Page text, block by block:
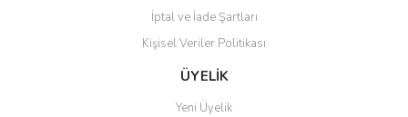
İptal ve İade Şartları
Kişisel Veriler Politikası
ÜYELİK
Yeni Üyelik